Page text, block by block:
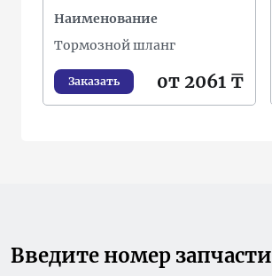
Наименование
Тормозной шланг
Заказать от 2061 ₸
Введите номер запчасти